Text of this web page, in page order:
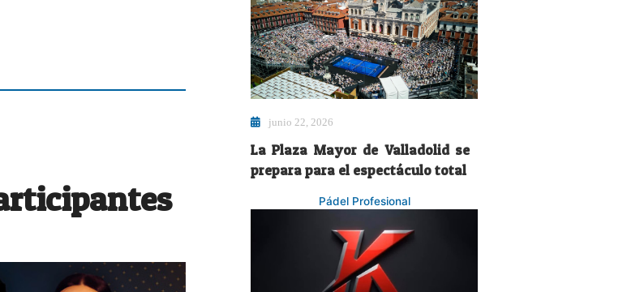
junio 22, 2026
La Plaza Mayor de Valladolid se
prepara para el espectáculo total
Pádel Profesional